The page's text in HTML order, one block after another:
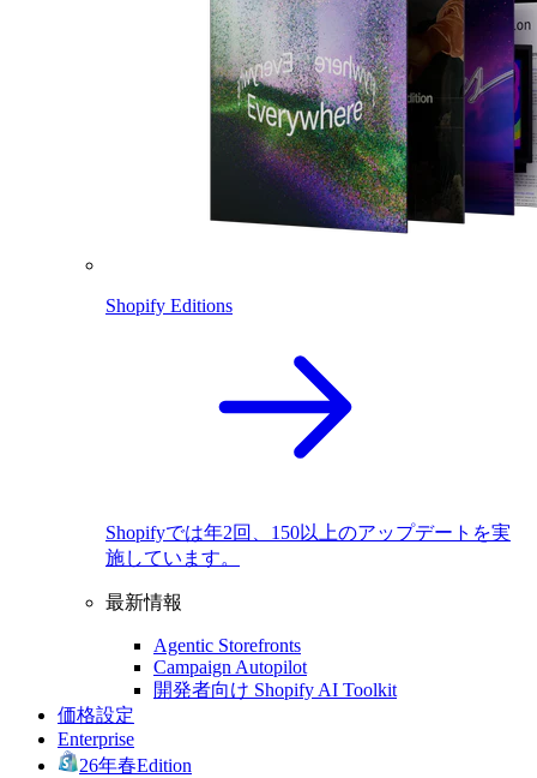
Shopify Editions
Shopifyでは年2回、150以上のアップデートを実
施しています。
最新情報
Agentic Storefronts
Campaign Autopilot
開発者向け Shopify AI Toolkit
価格設定
Enterprise
26年春Edition